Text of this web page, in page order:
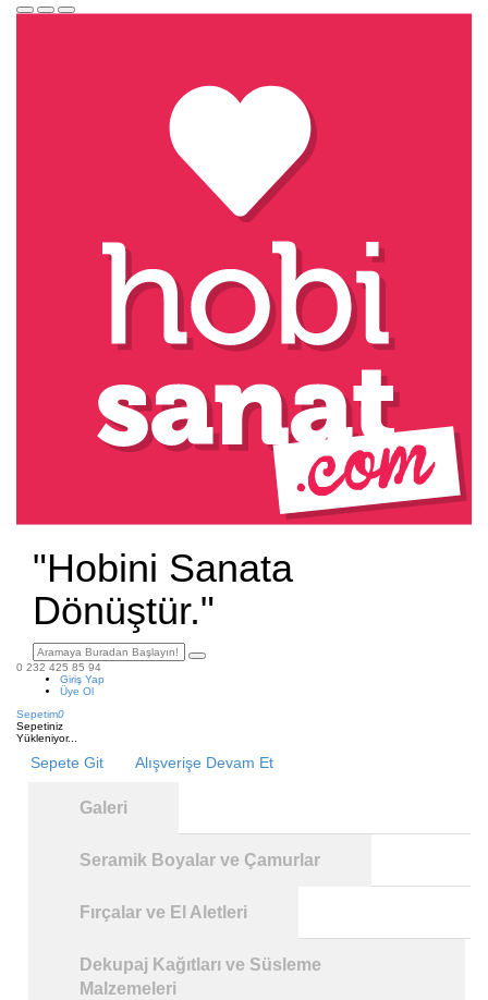
"Hobini Sanata
Dönüştür."
0 232 425 85 94
Giriş Yap
Üye Ol
Sepetim0
Sepetiniz
Yükleniyor...
Sepete Git Alışverişe Devam Et
Galeri
Seramik Boyalar ve Çamurlar
Fırçalar ve El Aletleri
Dekupaj Kağıtları ve Süsleme
Malzemeleri